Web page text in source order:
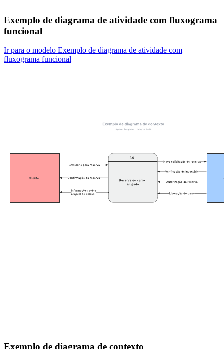
Exemplo de diagrama de atividade com fluxograma
funcional
Ir para o modelo Exemplo de diagrama de atividade com
fluxograma funcional
Exemplo de diagrama de contexto